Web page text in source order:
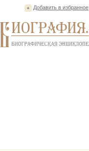
Добавить в избранное